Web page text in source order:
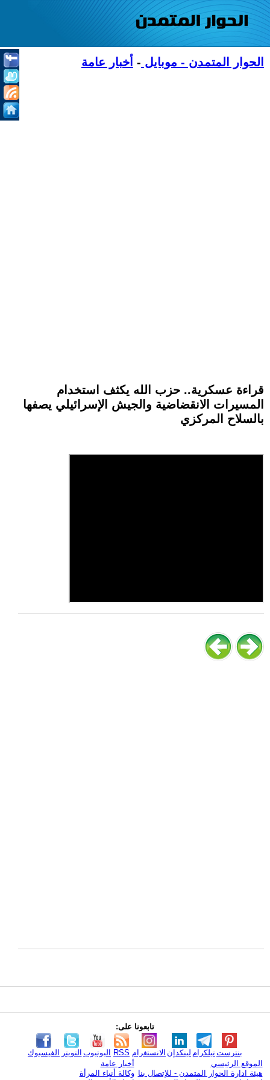
الحوار المتمدن - موبايل - أخبار عامة
قراءة عسكرية.. حزب الله يكثف استخدام
المسيرات الانقضاضية والجيش الإسرائيلي يصفها
بالسلاح المركزي
تابعونا على:
الفيسبوك التويتر اليوتيوب RSS الانستغرام لينكدإن تيلكرامبنترست
الموقع الرئيسي
هيئة ادارة الحوار المتمدن - للإتصال بنا
أخبار عامة
وكالة أنباء المرأة